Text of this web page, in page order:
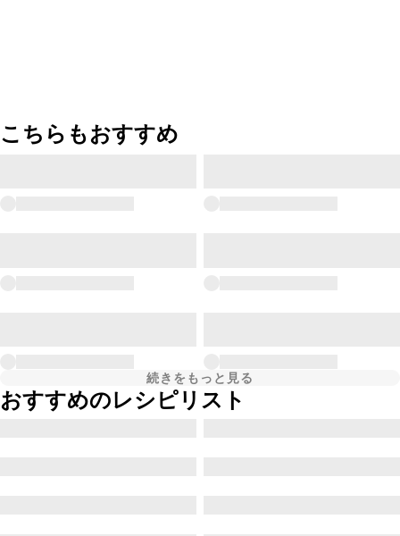
こちらもおすすめ
続きをもっと見る
おすすめのレシピリスト